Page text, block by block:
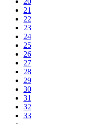
21
22
23
24
25
26
27
28
29
30
31
32
33